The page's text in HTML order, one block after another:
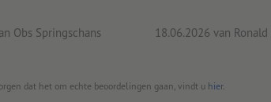
Obs Springschans 18.06.2026 van Ronald
dat het om echte beoordelingen gaan, vindt u hier.